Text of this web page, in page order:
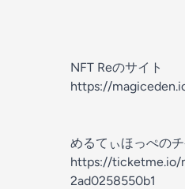
NFT Reのサイト
https://
めるてぃほっぺの
https://ticketme.io/
2ad0258550b1